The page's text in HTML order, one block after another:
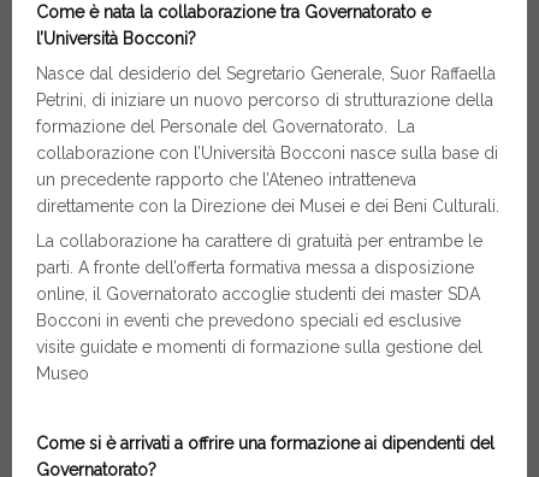
Come è nata la collaborazione tra Governatorato e
l’Università Bocconi?
Nasce dal desiderio del Segretario Generale, Suor Raffaella
Petrini, di iniziare un nuovo percorso di strutturazione della
formazione del Personale del Governatorato. La
collaborazione con l’Università Bocconi nasce sulla base di
un precedente rapporto che l’Ateneo intratteneva
direttamente con la Direzione dei Musei e dei Beni Culturali.
La collaborazione ha carattere di gratuità per entrambe le
parti. A fronte dell’offerta formativa messa a disposizione
online, il Governatorato accoglie studenti dei master SDA
Bocconi in eventi che prevedono speciali ed esclusive
visite guidate e momenti di formazione sulla gestione del
Museo
Come si è arrivati a offrire una formazione ai dipendenti del
Governatorato?